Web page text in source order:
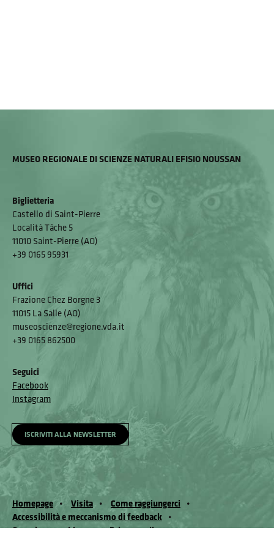
MUSEO REGIONALE DI SCIENZE NATURALI EFISIO NOUSSAN
Biglietteria
Castello di Saint-Pierre
Località Tâche 5
11010 Saint-Pierre (AO)
+39 0165 95931
Uffici
Frazione Chez Borgne 3
11015 La Salle (AO)
museoscienze@regione.vda.it
+39 0165 862500
Seguici
Facebook
Instagram
ISCRIVITI ALLA NEWSLETTER
Homepage Visita
Come raggiungerci
Accessibilità e meccanismo di feedback
Segnala un problema
Privacy policy